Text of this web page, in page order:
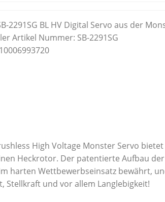
2291SG BL HV Digital Servo aus der
Artikel Nummer: SB-2291SG
High Voltage Monster Servo
Heckrotor. Der patentierte Aufbau der
harten Wettbewerbseinsatz bewährt,
Stellkraft und vor allem Langlebigkeit!